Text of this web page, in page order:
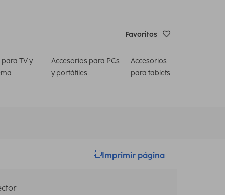
Favoritos
TV y
Accesorios para PCs
y portátiles
Accesorios
para tablets
Imprimir página